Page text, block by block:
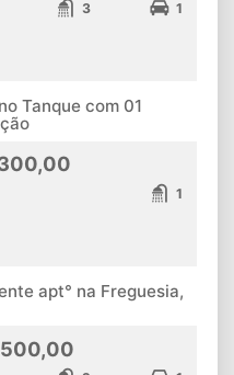
3 1
Tanque com 01
1
apt° na Freguesia,